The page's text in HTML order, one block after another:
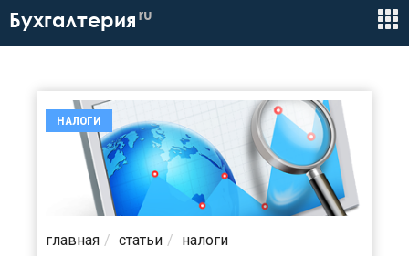
Бухгалтерия ru
НАЛОГИ
главная статьи налоги